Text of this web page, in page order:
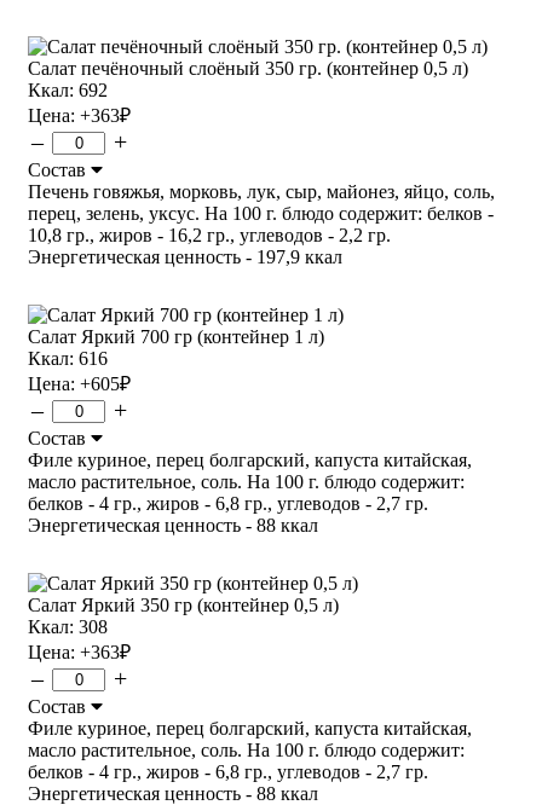
Салат печёночный слоёный 350 гр. (контейнер 0,5 л)
Ккал: 692
Цена: +363₽
– +
Состав
Печень говяжья, морковь, лук, сыр, майонез, яйцо, соль,
перец, зелень, уксус. На 100 г. блюдо содержит: белков -
10,8 гр., жиров - 16,2 гр., углеводов - 2,2 гр.
Энергетическая ценность - 197,9 ккал
Салат Яркий 700 гр (контейнер 1 л)
Ккал: 616
Цена: +605₽
– +
Состав
Филе куриное, перец болгарский, капуста китайская,
масло растительное, соль. На 100 г. блюдо содержит:
белков - 4 гр., жиров - 6,8 гр., углеводов - 2,7 гр.
Энергетическая ценность - 88 ккал
Салат Яркий 350 гр (контейнер 0,5 л)
Ккал: 308
Цена: +363₽
– +
Состав
Филе куриное, перец болгарский, капуста китайская,
масло растительное, соль. На 100 г. блюдо содержит:
белков - 4 гр., жиров - 6,8 гр., углеводов - 2,7 гр.
Энергетическая ценность - 88 ккал